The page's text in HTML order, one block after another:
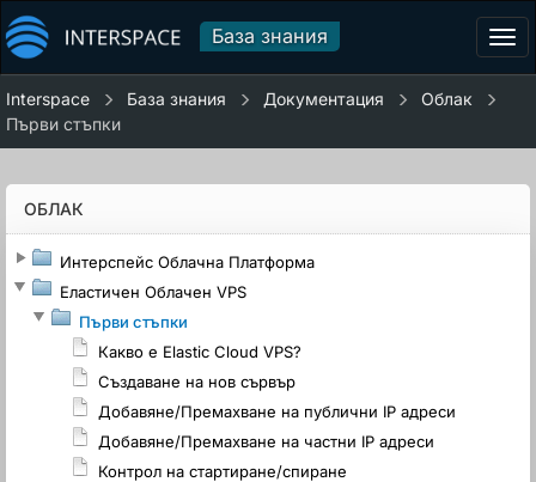
База знания
Interspace База знания Документация
Облак
Първи стъпки
ОБЛАК
Интерспейс Облачна Платформа
Еластичен Облачен VPS
Първи стъпки
Какво е Elastic Cloud VPS?
Създаване на нов сървър
Добавяне/Премахване на публични IP адреси
Добавяне/Премахване на частни IP адреси
Контрол на стартиране/спиране